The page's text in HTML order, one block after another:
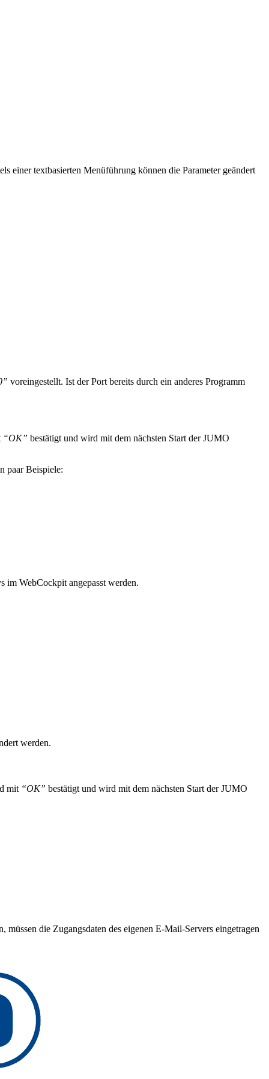
einer textbasierten Menüführung können die Parameter geändert
voreingestellt. Ist der Port bereits durch ein anderes Programm
“OK” bestätigt und wird mit dem nächsten Start der JUMO
paar Beispiele:
im WebCockpit angepasst werden.
werden.
mit “OK” bestätigt und wird mit dem nächsten Start der JUMO
die Zugangsdaten des eigenen E-Mail-Servers eingetragen